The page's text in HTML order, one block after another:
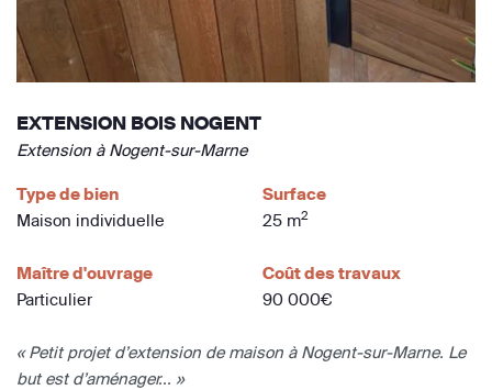
EXTENSION BOIS NOGENT
Extension à Nogent-sur-Marne
Type de bien
Maison individuelle
Surface
25 m2
Maître d'ouvrage
Particulier
Coût des travaux
90 000€
« Petit projet d’extension de maison à Nogent-sur-Marne. Le
but est d’aménager... »